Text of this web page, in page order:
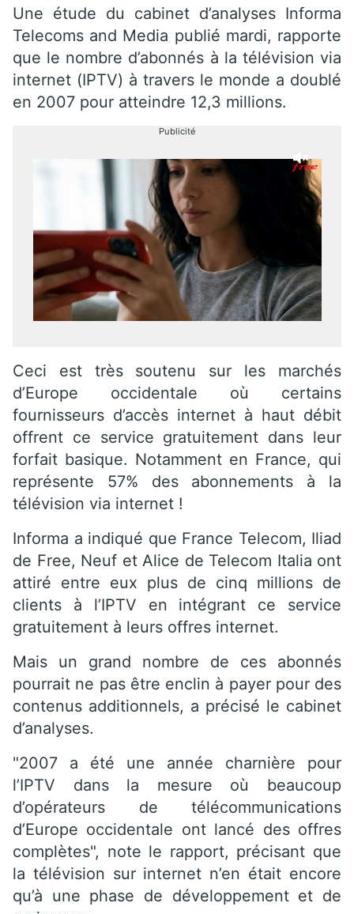
Une étude du cabinet d’analyses Informa
Telecoms and Media publié mardi, rapporte
que le nombre d’abonnés à la télévision via
internet (IPTV) à travers le monde a doublé
en 2007 pour atteindre 12,3 millions.
Publicité
Ceci est très soutenu sur les marchés
d’Europe occidentale où certains
fournisseurs d’accès internet à haut débit
offrent ce service gratuitement dans leur
forfait basique. Notamment en France, qui
représente 57% des abonnements à la
télévision via internet !
Informa a indiqué que France Telecom, Iliad
de Free, Neuf et Alice de Telecom Italia ont
attiré entre eux plus de cinq millions de
clients à l’IPTV en intégrant ce service
gratuitement à leurs offres internet.
Mais un grand nombre de ces abonnés
pourrait ne pas être enclin à payer pour des
contenus additionnels, a précisé le cabinet
d’analyses.
"2007 a été une année charnière pour
l’IPTV dans la mesure où beaucoup
d’opérateurs de télécommunications
d’Europe occidentale ont lancé des offres
complètes", note le rapport, précisant que
la télévision sur internet n’en était encore
qu’à une phase de développement et de